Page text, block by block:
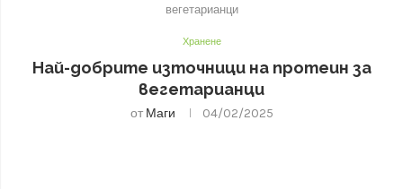
вегетарианци
Хранене
Най-добрите източници на протеин за
вегетарианци
от Маги 04/02/2025